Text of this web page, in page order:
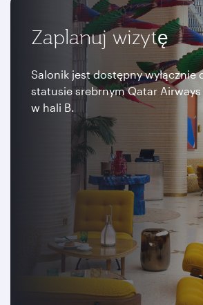
Zaplanuj wizytę
Salonik jest dostępny wyłącznie
statusie srebrnym Qatar
w hali B.